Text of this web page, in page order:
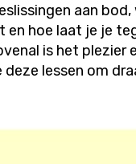
aan bod,
en hoe laat je je
is het plezier
deze lessen om